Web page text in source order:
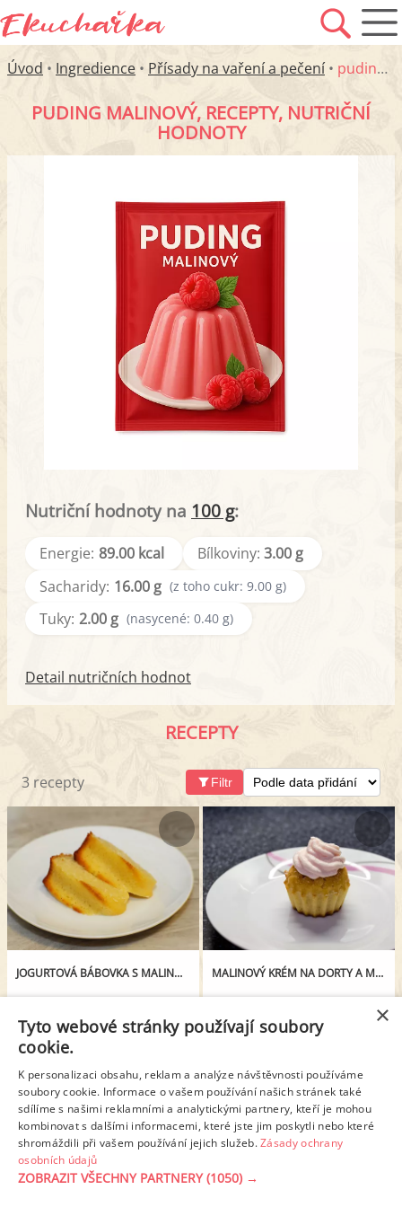
Úvod • Ingredience • Přísady na vaření a pečení • puding malinový
PUDING MALINOVÝ, RECEPTY, NUTRIČNÍ
HODNOTY
Nutriční hodnoty na 100 g:
Energie: 89.00 kcal Bílkoviny: 3.00 g
Sacharidy: 16.00 g (z toho cukr: 9.00 g)
Tuky: 2.00 g (nasycené: 0.40 g)
Detail nutričních hodnot
RECEPTY
3 recepty Filtr
JOGURTOVÁ BÁBOVKA S MALINOVÝM PUDINKEM MALINOVÝ KRÉM NA DORTY A MUFFINY
MALINOVÝ CHLEBÍK
×
Tyto webové stránky používají soubory
cookie.
K personalizaci obsahu, reklam a analýze návštěvnosti používáme
soubory cookie. Informace o vašem používání našich stránek také
sdílíme s našimi reklamními a analytickými partnery, kteří je mohou
kombinovat s dalšími informacemi, které jste jim poskytli nebo které
shromáždili při vašem používání jejich služeb.Zásady ochrany
osobních údajů
ZOBRAZIT VŠECHNY PARTNERY(1050) →